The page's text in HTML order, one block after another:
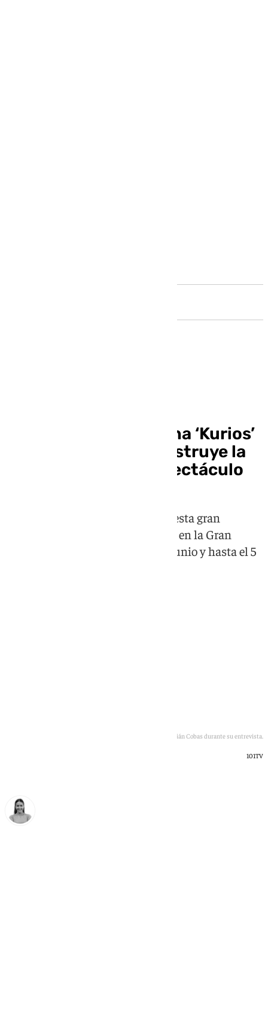
El Circo del Sol estrena ‘Kurios’
en Málaga: así se construye la
magia detrás del espectáculo
Conoce todo lo que hay detrás de esta gran
producción, que podrá disfrutarse en la Gran
Carpa del Fycma desde este 4 de junio y hasta el 5
Imágenes del espectáculo 'Kurios' junto con Federico Bru y Darián Cobas durante su entrevista.
101TV